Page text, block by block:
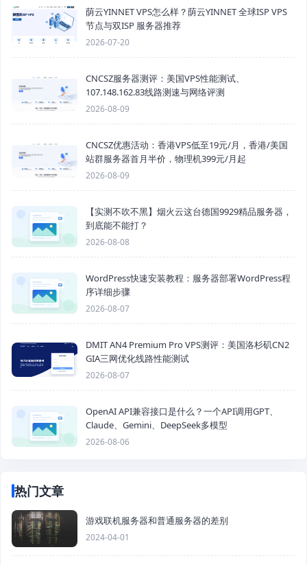
荫云YINNET VPS怎么样？荫云YINNET 全球ISP VPS
节点与双ISP 服务器推荐
2026-07-20
CNCSZ服务器测评：美国VPS性能测试、
107.148.162.83线路测速与网络评测
2026-08-09
CNCSZ优惠活动：香港VPS低至19元/月，香港/美国
站群服务器首月半价，物理机399元/月起
2026-08-09
【实测不吹不黑】烟火云这台德国9929精品服务器，
到底能不能打？
2026-08-08
WordPress快速安装教程：服务器部署WordPress程
序详细步骤
2026-08-07
DMIT AN4 Premium Pro VPS测评：美国洛杉矶CN2
GIA三网优化线路性能测试
2026-08-07
OpenAI API兼容接口是什么？一个API调用GPT、
Claude、Gemini、DeepSeek多模型
2026-08-06
热门文章
游戏联机服务器和普通服务器的差别
2024-04-01